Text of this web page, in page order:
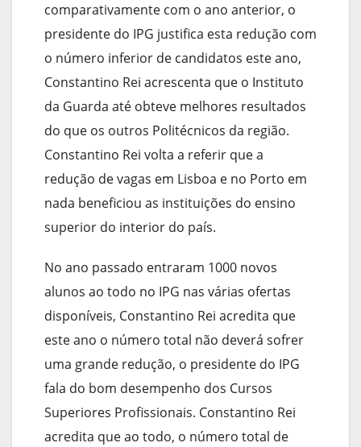
comparativamente com o ano anterior, o
presidente do IPG justifica esta redução com
o número inferior de candidatos este ano,
Constantino Rei acrescenta que o Instituto
da Guarda até obteve melhores resultados
do que os outros Politécnicos da região.
Constantino Rei volta a referir que a
redução de vagas em Lisboa e no Porto em
nada beneficiou as instituições do ensino
superior do interior do país.
No ano passado entraram 1000 novos
alunos ao todo no IPG nas várias ofertas
disponíveis, Constantino Rei acredita que
este ano o número total não deverá sofrer
uma grande redução, o presidente do IPG
fala do bom desempenho dos Cursos
Superiores Profissionais. Constantino Rei
acredita que ao todo, o número total de